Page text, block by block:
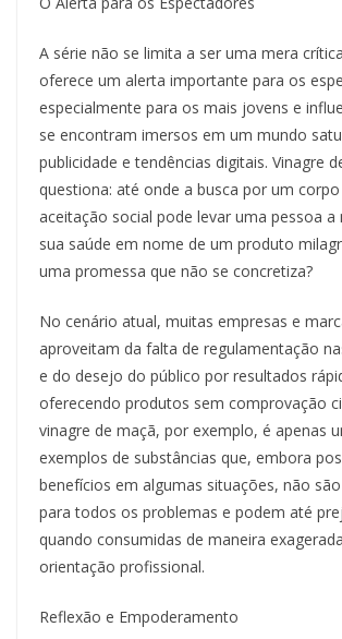
A série não se limita a ser uma mera
oferece um alerta importante para os
especialmente para os mais jovens e
se encontram imersos em um mundo
publicidade e tendências digitais. Vinagre
questiona: até onde a busca por um corpo
aceitação social pode levar uma pessoa a
sua saúde em nome de um produto
uma promessa que não se concretiza?
No cenário atual, muitas empresas e
aproveitam da falta de regulamentação
e do desejo do público por resultados
oferecendo produtos sem comprovação
vinagre de maçã, por exemplo, é apenas
exemplos de substâncias que, embora
benefícios em algumas situações, não
para todos os problemas e podem até
quando consumidas de maneira
orientação profissional.
Reflexão e Empoderamento